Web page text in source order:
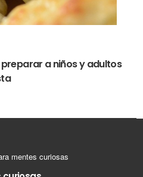
a niños y adultos